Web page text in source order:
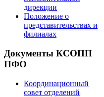
дирекции
Положение о
представительствах и
филиалах
Документы КСОПП
ПФО
Координационный
совет отделений